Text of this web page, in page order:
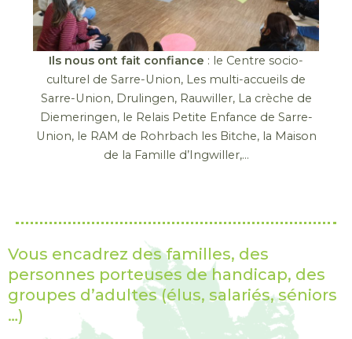
Ils nous ont fait confiance : le Centre socio-
culturel de Sarre-Union, Les multi-accueils de
Sarre-Union, Drulingen, Rauwiller, La crèche de
Diemeringen, le Relais Petite Enfance de Sarre-
Union, le RAM de Rohrbach les Bitche, la Maison
de la Famille d’Ingwiller,…
Vous encadrez des familles, des
personnes porteuses de handicap, des
groupes d’adultes (élus, salariés, séniors
…)